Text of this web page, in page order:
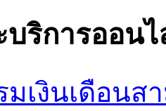
ริการออน
เงินเดือนส